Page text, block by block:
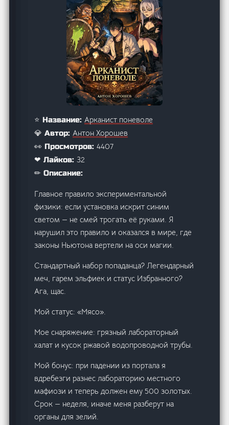
⭐ Название:Арканист поневоле
💎 Автор:Антон Хорошев
👀 Просмотров:4407
❤ Лайков:32
✏ Описание:
Главное правило экспериментальной
физики: если установка искрит синим
светом — не смей трогать её руками. Я
нарушил это правило и оказался в мире, где
законы Ньютона вертели на оси магии.
Стандартный набор попаданца? Легендарный
меч, гарем эльфиек и статус Избранного?
Ага, щас.
Мой статус: «Мясо».
Мое снаряжение: грязный лабораторный
халат и кусок ржавой водопроводной трубы.
Мой бонус: при падении из портала я
вдребезги разнес лабораторию местного
мафиози и теперь должен ему 500 золотых.
Срок — неделя, иначе меня разберут на
органы для зелий.